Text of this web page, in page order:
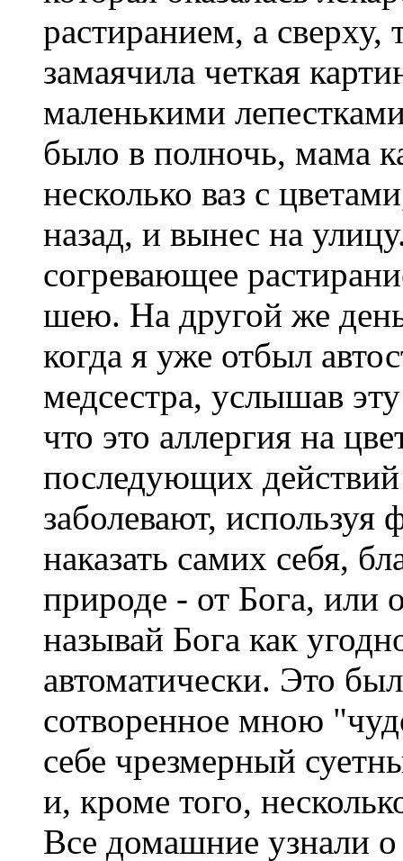
растиранием, а
замаячила четкая
маленькими
было в полночь, мама
несколько ваз с
назад, и вынес на
согревающее
шею. На другой же
когда я уже отбыл
медсестра, услышав
что это аллергия на
последующих действий
заболевают,
наказать самих себя,
природе - от Бога, или
называй Бога как
автоматически. Это
сотворенное мною
себе чрезмерный
и, кроме того,
Все домашние узнали